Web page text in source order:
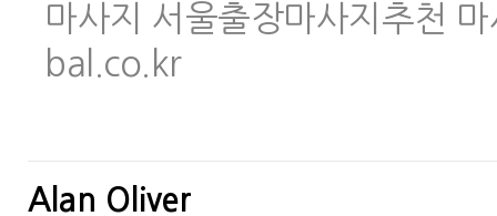
마사지 서울출장마사지추천
bal.co.kr
Alan Oliver